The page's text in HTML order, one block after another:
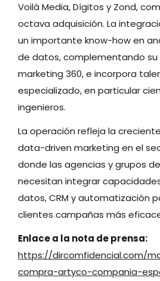
Voilà Media, Dígitos y Zond,
octava adquisición. La
un importante know-how en
de datos, complementando
marketing 360, e incorpora
especializado, en particular
ingenieros.
La operación refleja la
data-driven marketing en el
donde las agencias y grupos
necesitan integrar
datos, CRM y automatización
clientes campañas más
Enlace a la nota de prensa:
https://dircomfidencial.com/
compra-artyco-compania-